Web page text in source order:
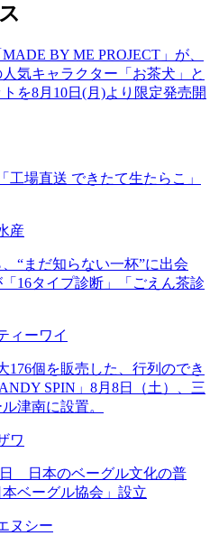
BY ME PROJECT」が、
気キャラクター「お茶犬」と
を8月10日(月)より限定発売開
工場直送 できたて生たらこ」
産
“まだ知らない一杯”に出会
16タイプ診断」「ごえん茶診
ィーワイ
176個を販売した、行列のでき
SPIN」8月8日（土）、三
津南に設置。
ワ
日本のベーグル文化の普
ベーグル協会」設立
ヌシー